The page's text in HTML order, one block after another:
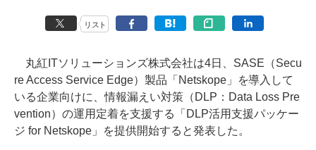
リスト
丸紅ITソリューションズ株式会社は4日、SASE（Secu
re Access Service Edge）製品「Netskope」を導入して
いる企業向けに、情報漏えい対策（DLP：Data Loss Pre
vention）の運用定着を支援する「DLP活用支援パッケー
ジ for Netskope」を提供開始すると発表した。